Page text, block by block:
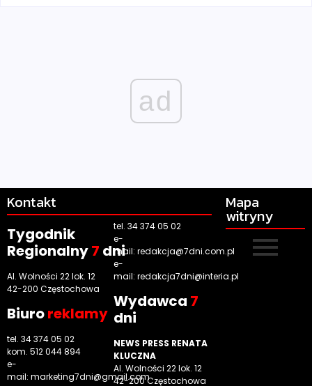
ad
Kontakt
Tygodnik
Regionalny7 dni
Al. Wolności 22 lok. 12
42-200 Częstochowa
Biuroreklamy
tel. 34 374 05 02
kom. 512 044 894
e-
mail: marketing7dni@gmail.com
tel. 34 374 05 02
e-
mail: redakcja@7dni.com.pl
e-
mail: redakcja7dni@interia.pl
Wydawca 7
dni
NEWS PRESS RENATA
KLUCZNA
Al. Wolności 22 lok. 12
42-200 Częstochowa
Mapa
witryny